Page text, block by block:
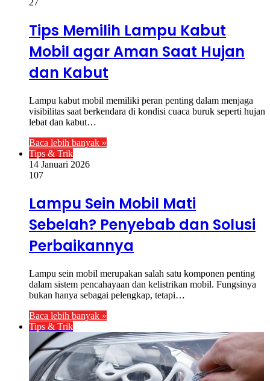
27
Tips Memilih Lampu Kabut
Mobil agar Aman Saat Hujan
dan Kabut
Lampu kabut mobil memiliki peran penting dalam menjaga
visibilitas saat berkendara di kondisi cuaca buruk seperti hujan
lebat dan kabut…
Baca lebih banyak »
Tips & Trik
14 Januari 2026
107
Lampu Sein Mobil Mati
Sebelah? Penyebab dan Solusi
Perbaikannya
Lampu sein mobil merupakan salah satu komponen penting
dalam sistem pencahayaan dan kelistrikan mobil. Fungsinya
bukan hanya sebagai pelengkap, tetapi…
Baca lebih banyak »
Tips & Trik